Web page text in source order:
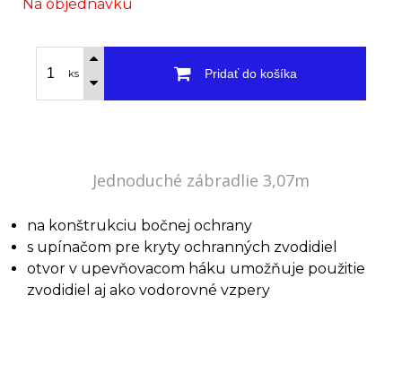
Na objednávku
ks Pridať do košíka
Jednoduché zábradlie 3,07m
na konštrukciu bočnej ochrany
s upínačom pre kryty ochranných zvodidiel
otvor v upevňovacom háku umožňuje použitie
zvodidiel aj ako vodorovné vzpery